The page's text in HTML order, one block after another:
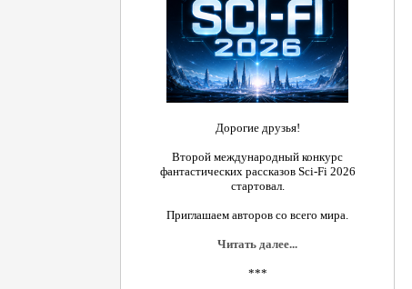
Дорогие друзья!
Второй международный конкурс
фантастических рассказов Sci-Fi 2026
стартовал.
Приглашаем авторов со всего мира.
Читать далее...
***